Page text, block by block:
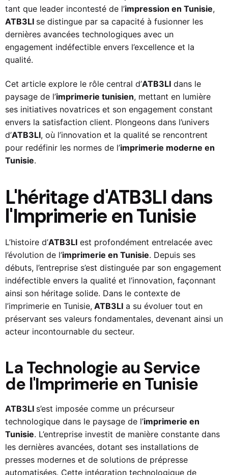
tant que leader incontesté de l’impression en Tunisie,
ATB3LI se distingue par sa capacité à fusionner les
dernières avancées technologiques avec un
engagement indéfectible envers l’excellence et la
qualité.
Cet article explore le rôle central d’ATB3LI dans le
paysage de l’imprimerie tunisien, mettant en lumière
ses initiatives novatrices et son engagement constant
envers la satisfaction client. Plongeons dans l’univers
d’ATB3LI, où l’innovation et la qualité se rencontrent
pour redéfinir les normes de l’imprimerie moderne en
Tunisie.
L'héritage d'ATB3LI dans
l'Imprimerie en Tunisie
L’histoire d’ATB3LI est profondément entrelacée avec
l’évolution de l’imprimerie en Tunisie. Depuis ses
débuts, l’entreprise s’est distinguée par son engagement
indéfectible envers la qualité et l’innovation, façonnant
ainsi son héritage solide. Dans le contexte de
l’imprimerie en Tunisie, ATB3LI a su évoluer tout en
préservant ses valeurs fondamentales, devenant ainsi un
acteur incontournable du secteur.
La Technologie au Service
de l'Imprimerie en Tunisie
ATB3LI s’est imposée comme un précurseur
technologique dans le paysage de l’imprimerie en
Tunisie. L’entreprise investit de manière constante dans
les dernières avancées, dotant ses installations de
presses modernes et de solutions de prépresse
automatisées. Cette intégration technologique de